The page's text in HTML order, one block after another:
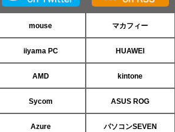
mouse マカフィー
iiyama PC HUAWEI
AMD kintone
Sycom ASUS ROG
Azure パソコンSEVEN